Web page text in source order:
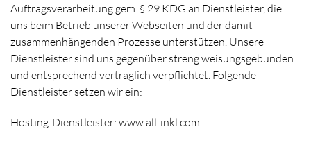
Auftragsverarbeitung gem. § 29 KDG an Dienstleister, die
uns beim Betrieb unserer Webseiten und der damit
zusammenhängenden Prozesse unterstützen. Unsere
Dienstleister sind uns gegenüber streng weisungsgebunden
und entsprechend vertraglich verpflichtet. Folgende
Dienstleister setzen wir ein:
Hosting-Dienstleister: www.all-inkl.com